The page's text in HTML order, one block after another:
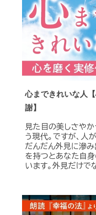
心まできれいな人
謝】
見た目の美しさや
う現代。ですが、人
だんだん外見に滲み
を持つとあなた自
います。外見だけで